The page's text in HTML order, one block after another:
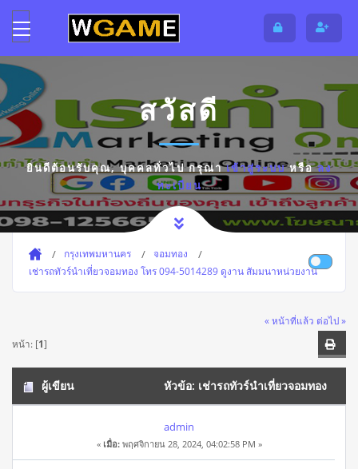
สวัสดี
ยินดีต้อนรับคุณ,บุคคลทั่วไปกรุณาเข้าสู่ระบบหรือลง
ทะเบียน
กรุงเทพมหานคร
จอมทอง
เช่ารถทัวร์นำเที่ยวจอมทอง โทร 094-5014289 ดูงาน สัมมนาหน่วยงาน
« หน้าที่แล้ว ต่อไป »
หน้า: [1]
ผู้เขียน หัวข้อ: เช่ารถทัวร์นำเที่ยวจอมทอง
โทร 094-5014289 ดูงาน สัมมนาหน่วยงาน (อ่าน 14916 ครั้ง)
admin
« เมื่อ:พฤศจิกายน 28, 2024, 04:02:58 PM »